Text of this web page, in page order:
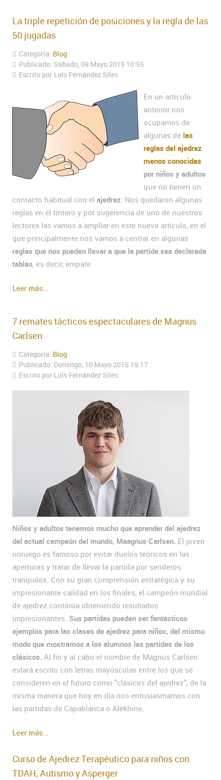
La triple repetición de posiciones y la regla de las
50 jugadas
Categoría: Blog
Publicado: Sábado, 09 Mayo 2015 10:55
Escrito por Luís Fernández Siles
En un artículo
anterior nos
ocupamos de
algunas de las
reglas del ajedrez
menos conocidas
por niños y adultos
que no tienen un
contacto habitual con el ajedrez. Nos quedaron algunas
reglas en el tintero y por sugerencia de uno de nuestros
lectores las vamos a ampliar en este nuevo artículo, en el
que principalmente nos vamos a centrar en algunas
reglas que nos pueden llevar a que la partida sea declarada
tablas, es decir, empate.
Leer más...
7 remates tácticos espectaculares de Magnus
Carlsen
Categoría: Blog
Publicado: Domingo, 10 Mayo 2015 19:17
Escrito por Luís Fernández Siles
Niños y adultos tenemos mucho que aprender del ajedrez
del actual campeón del mundo, Maagnus Carlsen. El joven
noruego es famoso por evitar duelos teóricos en las
aperturas y tratar de llevar la partida por senderos
tranquilos. Con su gran comprensión estratégica y su
impresionante calidad en los finales, el campeón mundial
de ajedrez continúa obteniendo resultados
impresionantes. Sus partidas pueden ser fantásticos
ejemplos para las clases de ajedrez para niños, del mismo
modo que mostramos a los alumnos las partidas de los
clásicos. Al fin y al cabo el nombre de Magnus Carlsen
estará escrito con letras mayúsculas entre los que se
consideren en el futuro como "clásicos del ajedrez", de la
misma manera que hoy en día nos entusiasmamos con
las partidas de Capablanca o Alekhine.
Leer más...
Curso de Ajedrez Terapéutico para niños con
TDAH, Autismo y Asperger